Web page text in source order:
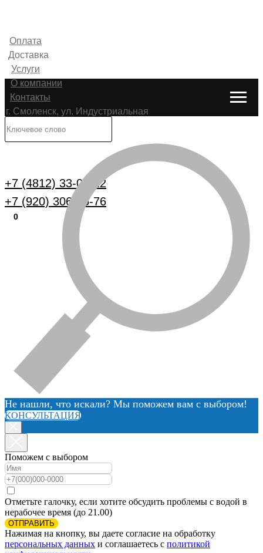
Оплата
Доставка
Услуги
О компании
Контакты
г. Смоленск, ул. Индустриальная
+7 (4812) 33-00-22
+7 (920) 306-25-76
0
Не нашли, что искали? Мы поможем вам с выбором!
КОНСУЛЬТАЦИЯ
Поможем с выбором
Отметьте галочку, если хотите обсудить проблемы с водой в
нерабочее время (до 21.00)
ОТПРАВИТЬ
Нажимая на кнопку, вы даете согласие на обработку
персональных данных и соглашаетесь c политикой